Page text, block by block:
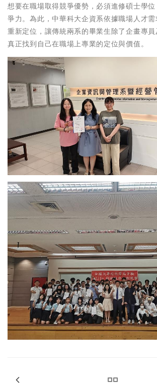
想要在職場取得競爭優勢，必須進修碩士學
爭力。為此，中華科大企資系依據職場人才
重新定位，讓傳統兩系的畢業生除了企畫專員
真正找到自己在職場上專業的定位與價值。